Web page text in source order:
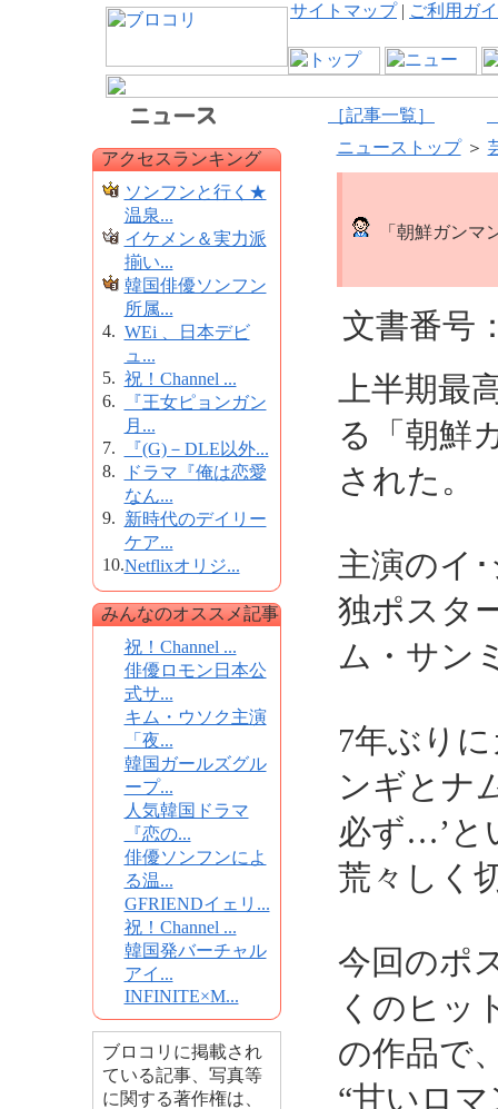
サイトマップ| ご利用ガ
［記事一覧］
アクセスランキング
ソンフンと行く★
温泉...
イケメン＆実力派
揃い...
韓国俳優ソンフン
所属...
4. WEi 、日本デビ
ュ...
5. 祝！Channel ...
6.
『王女ピョンガン
月...
7.
『(G)－DLE以外...
8.
ドラマ『俺は恋愛
なん...
9. 新時代のデイリー
ケア...
10.Netflixオリジ...
みんなのオススメ記事
祝！Channel ...
俳優ロモン日本公
式サ...
キム・ウソク主演
「夜...
韓国ガールズグル
ープ...
人気韓国ドラマ
『恋の...
俳優ソンフンによ
る温...
GFRIENDイェリ...
祝！Channel ...
韓国発バーチャル
アイ...
INFINITE×M...
ブロコリに掲載され
ている記事、写真等
に関する著作権は、
ニューストップ＞
「朝鮮ガンマ
文書番号
上半期最
る「朝鮮
された。
主演のイ
独ポスタ
ム・サン
7年ぶり
ンギとナ
必ず…’と
荒々しく
今回のポ
くのヒッ
の作品で
“甘いロ